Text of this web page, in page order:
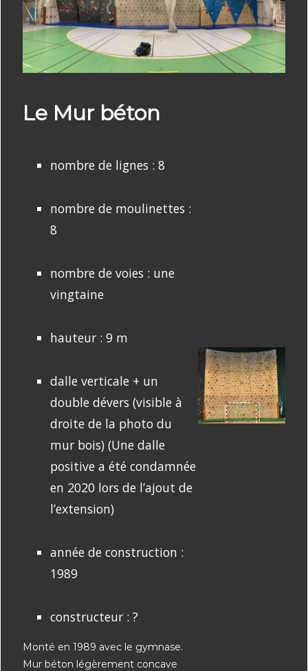
Le Mur béton
nombre de lignes : 8
nombre de moulinettes :
8
nombre de voies : une
vingtaine
hauteur : 9 m
dalle verticale + un
double dévers (visible à
droite de la photo du
mur bois) (Une dalle
positive a été condamnée
en 2020 lors de l’ajout de
l’extension)
année de construction :
1989
constructeur : ?
Monté en 1989 avec le gymnase.
Mur béton légèrement concave